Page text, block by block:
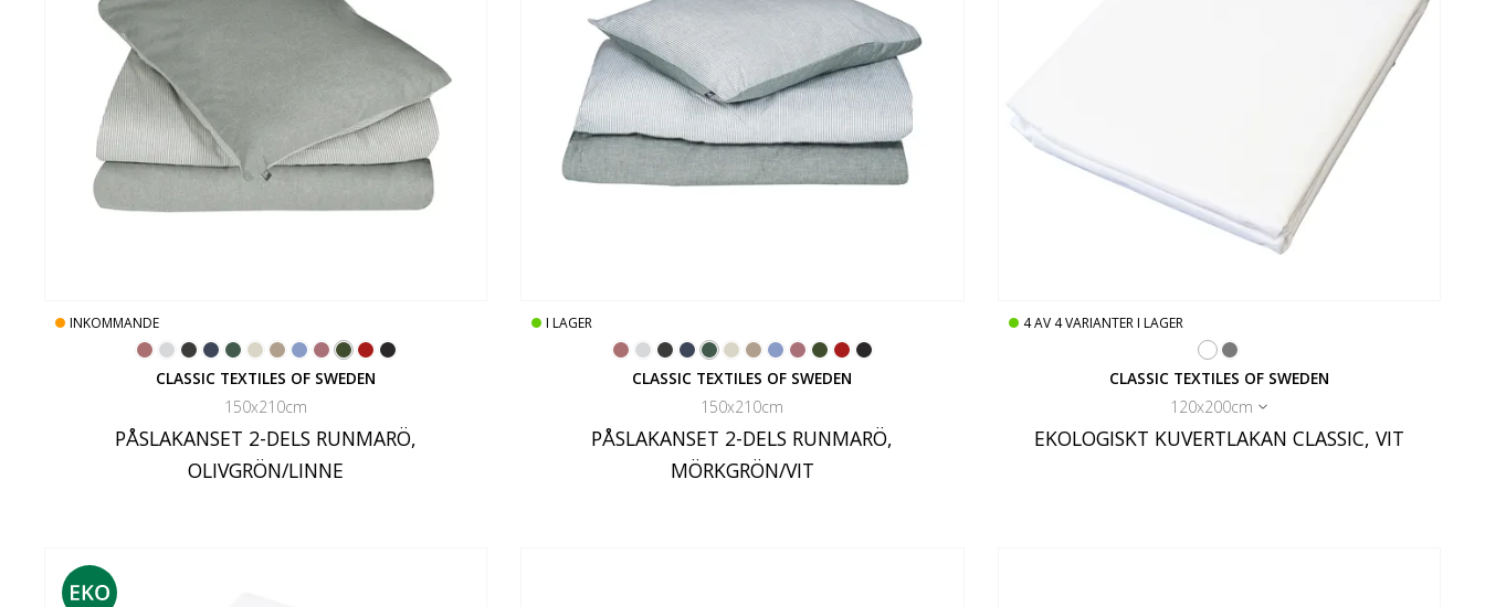
INKOMMANDE
CLASSIC TEXTILES OF SWEDEN
150x210cm
PÅSLAKANSET 2-DELS RUNMARÖ,
OLIVGRÖN/LINNE
I LAGER
CLASSIC TEXTILES OF SWEDEN
150x210cm
PÅSLAKANSET 2-DELS RUNMARÖ,
MÖRKGRÖN/VIT
4AV4VARIANTER I LAGER
CLASSIC TEXTILES OF SWEDEN
120x200cm
EKOLOGISKT KUVERTLAKAN CLASSIC, VIT